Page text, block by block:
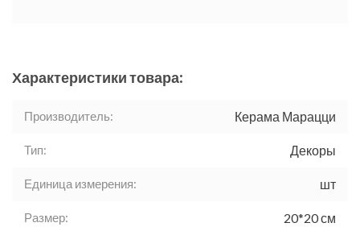
Характеристики товара:
Производитель: Керама Марацци
Тип: Декоры
Единица измерения: шт
Размер: 20*20 см